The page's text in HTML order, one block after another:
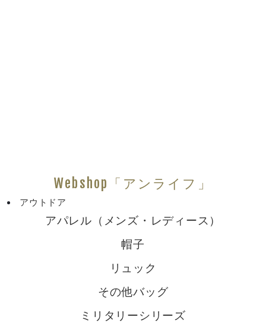
Webshop「アンライフ」
アウトドア
アパレル（メンズ・レディース）
帽子
リュック
その他バッグ
ミリタリーシリーズ